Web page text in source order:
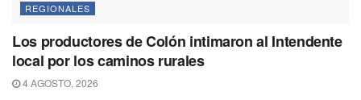
REGIONALES
Los productores de Colón intimaron al Intendente
local por los caminos rurales
4 AGOSTO, 2026